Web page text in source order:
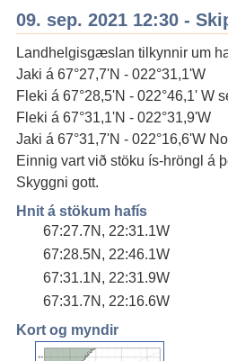
09. sep. 2021 12:30 -
Landhelgisgæslan tilkynnir um
Jaki á 67°27,7'N - 022°31,1'W
Fleki á 67°28,5'N - 022°46,1' W
Fleki á 67°31,1'N - 022°31,9'W
Jaki á 67°31,7'N - 022°16,6'W
Einnig vart við stöku ís-hröngl á
Skyggni gott.
Hnit á stökum hafís
67:27.7N, 22:31.1W
67:28.5N, 22:46.1W
67:31.1N, 22:31.9W
67:31.7N, 22:16.6W
Kort og myndir